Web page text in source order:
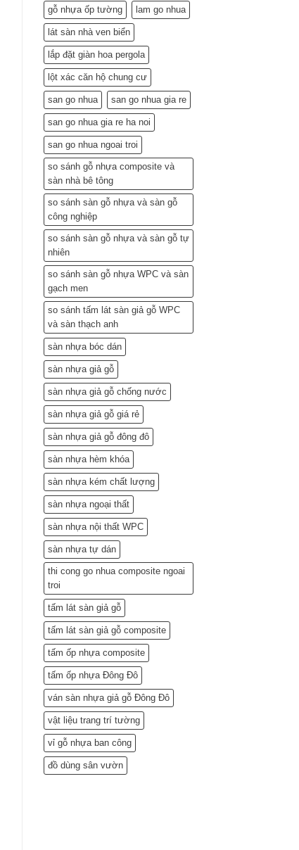
gỗ nhựa ốp tường lam go nhua
lát sàn nhà ven biển
lắp đặt giàn hoa pergola
lột xác căn hộ chung cư
san go nhua san go nhua gia re
san go nhua gia re ha noi
san go nhua ngoai troi
so sánh gỗ nhựa composite và
sàn nhà bê tông
so sánh sàn gỗ nhựa và sàn gỗ
công nghiệp
so sánh sàn gỗ nhựa và sàn gỗ tự
nhiên
so sánh sàn gỗ nhựa WPC và sàn
gạch men
so sánh tấm lát sàn giả gỗ WPC
và sàn thạch anh
sàn nhựa bóc dán
sàn nhựa giả gỗ
sàn nhựa giả gỗ chống nước
sàn nhựa giả gỗ giá rẻ
sàn nhựa giả gỗ đông đô
sàn nhựa hèm khóa
sàn nhựa kém chất lượng
sàn nhựa ngoại thất
sàn nhựa nội thất WPC
sàn nhựa tự dán
thi cong go nhua composite ngoai
troi
tấm lát sàn giả gỗ
tấm lát sàn giả gỗ composite
tấm ốp nhựa composite
tấm ốp nhựa Đông Đô
ván sàn nhựa giả gỗ Đông Đô
vật liệu trang trí tường
vỉ gỗ nhựa ban công
đồ dùng sân vườn